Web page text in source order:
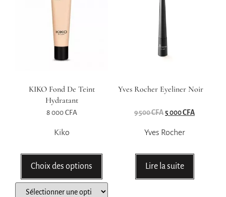
KIKO Fond De Teint
Hydratant
8 000 CFA
Kiko
Choix des options
Yves Rocher Eyeliner Noir
9 500CFA 5 000CFA
Yves Rocher
Lire la suite